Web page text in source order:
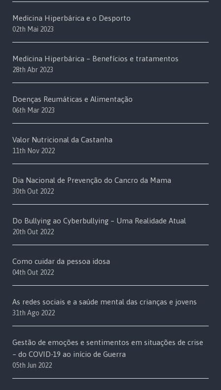
Medicina Hiperbárica e o Desporto
02th Mai 2023
Medicina Hiperbárica – Benefícios e tratamentos
28th Abr 2023
Doenças Reumáticas e Alimentação
06th Mar 2023
Valor Nutricional da Castanha
11th Nov 2022
Dia Nacional de Prevenção do Cancro da Mama
30th Out 2022
Do Bullying ao Cyberbullying – Uma Realidade Atual
20th Out 2022
Como cuidar da pessoa idosa
04th Out 2022
As redes sociais e a saúde mental das crianças e jovens
31th Ago 2022
Gestão de emoções e sentimentos em situações de crise
– do COVID-19 ao início de Guerra
05th Jun 2022